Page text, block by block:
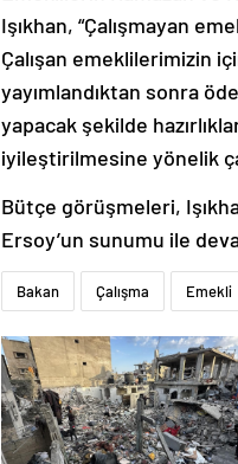
Işıkhan, “Çalışmayan
Çalışan emeklilerimizin
yayımlandıktan sonra
yapacak şekilde
iyileştirilmesine yönelik
Bütçe görüşmeleri,
Ersoy’un sunumu ile
Bakan Çalışma Emekli